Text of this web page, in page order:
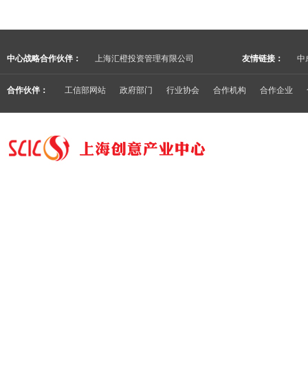
中心战略合作伙伴： 上海汇橙投资管理有限公司 友情链接： 中
合作伙伴： 工信部网站 政府部门 行业协会 合作机构 合作企业